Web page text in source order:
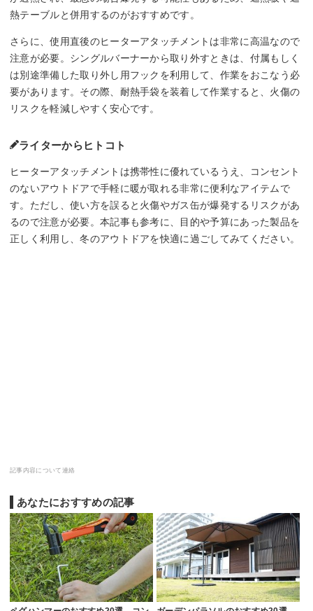
熱テーブルと併用するのがおすすめです。
さらに、使用直後のヒーターアタッチメントは非常に高温なので
注意が必要。シングルバーナーから取り外すときは、付属もしく
は別途準備した取り外し用フックを利用して、作業をおこなう必
要があります。その際、耐熱手袋を装着して作業すると、火傷の
リスクを軽減しやすく安心です。
ライターからヒトコト
ヒーターアタッチメントは携帯性に優れているうえ、コンセント
のないアウトドアで手軽に暖が取れる非常に便利なアイテムで
す。ただし、使い方を誤ると火傷やガス缶が爆発するリスクがあ
るので注意が必要。本記事も参考に、目的や予算にあった製品を
正しく利用し、冬のアウトドアを快適に過ごしてみてください。
記事内容について連絡
あなたにおすすめの記事